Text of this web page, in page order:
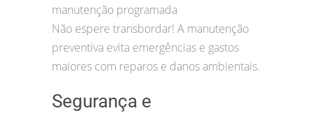
manutenção programada
Não espere transbordar! A manutenção
preventiva evita emergências e gastos
maiores com reparos e danos ambientais.
Segurança e